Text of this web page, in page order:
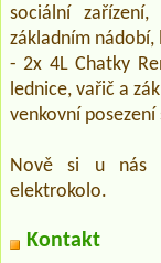
sociální
základním nádobí,
- 2x 4L Chatky
lednice, vařič a
venkovní
Nově si u nás
elektrokolo.
Kontakt